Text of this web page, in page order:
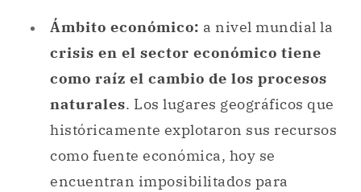
Ámbito económico: a nivel mundial la
crisis en el sector económico tiene
como raíz el cambio de los procesos
naturales. Los lugares geográficos que
históricamente explotaron sus recursos
como fuente económica, hoy se
encuentran imposibilitados para